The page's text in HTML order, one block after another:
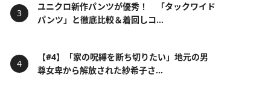
ユニクロ新作パンツが優秀！ 「タックワイド
パンツ」と徹底比較＆着回しコ...
【#4】「家の呪縛を断ち切りたい」地元の男
尊女卑から解放された紗希子さ...